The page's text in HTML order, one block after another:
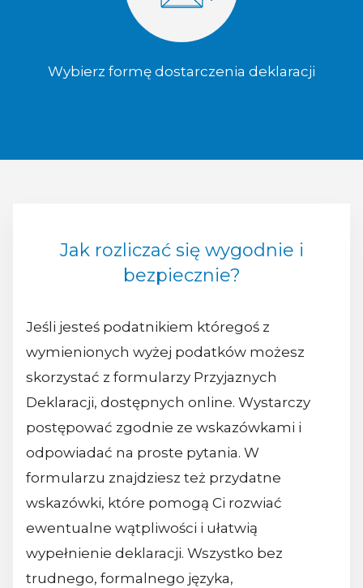
Wybierz formę dostarczenia deklaracji
Jak rozliczać się wygodnie i
bezpiecznie?
Jeśli jesteś podatnikiem któregoś z
wymienionych wyżej podatków możesz
skorzystać z formularzy Przyjaznych
Deklaracji, dostępnych online. Wystarczy
postępować zgodnie ze wskazówkami i
odpowiadać na proste pytania. W
formularzu znajdziesz też przydatne
wskazówki, które pomogą Ci rozwiać
ewentualne wątpliwości i ułatwią
wypełnienie deklaracji. Wszystko bez
trudnego, formalnego języka,